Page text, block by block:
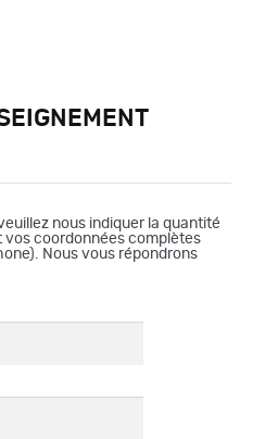
nous indiquer la quantité
vos coordonnées complètes
Nous vous répondrons